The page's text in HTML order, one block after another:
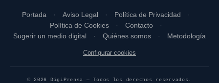
Portada Aviso Legal
Política de Privacidad
Política de Cookies
Contacto
Sugerir un medio digital
Quiénes somos Metodología
Configurar cookies
© 2026 DigiPrensa — Todos los derechos reservados.